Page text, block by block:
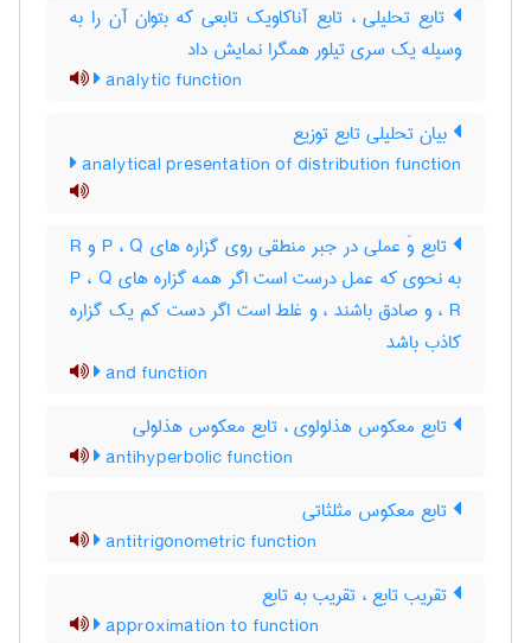
تابع تحلیلی ، تابع آناکاویک تابعی که بتوان آن را به
وسیله یک سری تیلور همگرا نمایش داد
analytic function
بیان تحلیلی تابع توزیع
analytical presentation of distribution function
تابع وَ عملی در جبر منطقی روی گزاره های P ، Q و R
به نحوی که عمل درست است اگر همه گزاره های P ، Q
، R و صادق باشند ، و غلط است اگر دست کم یک گزاره
کاذب باشد
and function
تابع معکوس هذلولوی ، تابع معکوس هذلولی
antihyperbolic function
تابع معکوس مثلثاتی
antitrigonometric function
تقریب تابع ، تقریب به تابع
approximation to function